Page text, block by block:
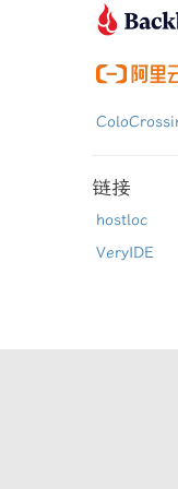
链接
hostloc
VeryIDE